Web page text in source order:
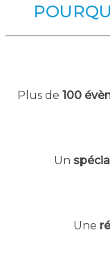
Plus de 100
Un
Une